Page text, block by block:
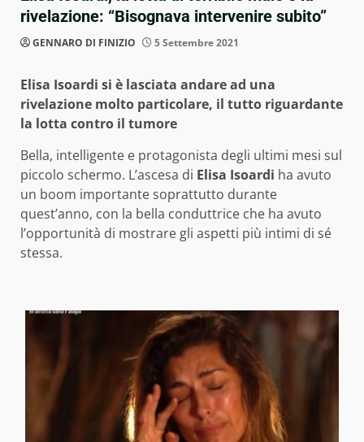
rivelazione: “Bisognava intervenire subito”
GENNARO DI FINIZIO 5 Settembre 2021
Elisa Isoardi si è lasciata andare ad una
rivelazione molto particolare, il tutto riguardante
la lotta contro il tumore
Bella, intelligente e protagonista degli ultimi mesi sul
piccolo schermo. L’ascesa di Elisa Isoardi ha avuto
un boom importante soprattutto durante
quest’anno, con la bella conduttrice che ha avuto
l’opportunità di mostrare gli aspetti più intimi di sé
stessa.